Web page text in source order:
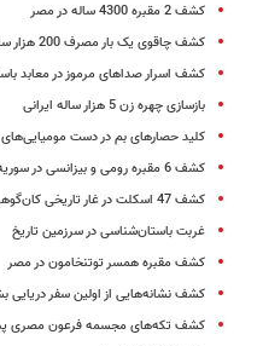
کشف 2 مقبره 4300 ساله در مصر
کشف چاقوی یک بار مصرف 200 هزار ساله
کشف اسرار صداهای مرموز در معابد
بازسازی چهره زن 5 هزار ساله ایرانی
کلید حصارهای بم در دست
کشف 6 مقبره‌ رومی و بیزانسی در سوریه
کشف 47 اسکلت در غار تاریخی کان‌گوهر
غربت باستان‌شناسی در سرزمین تاریخ
کشف مقبره همسر توتنخامون در مصر
کشف نشانه‌هایی از اولین سفر دریایی
کشف تکه‌های مجسمه فرعون مصری